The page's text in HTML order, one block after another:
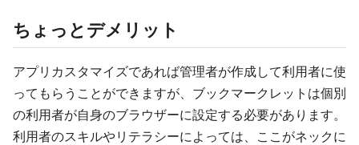
ちょっとデメリット
アプリカスタマイズであれば管理者が作成して利用者に使
ってもらうことができますが、ブックマークレットは個別
の利用者が自身のブラウザーに設定する必要があります。
利用者のスキルやリテラシーによっては、ここがネックに